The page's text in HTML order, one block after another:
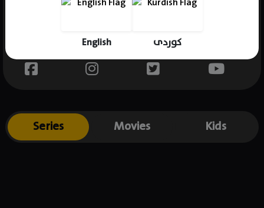
English کوردی
Gender : male
Place of birth : India
Series Movies Kids